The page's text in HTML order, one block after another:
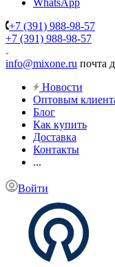
WhatsApp
+7 (391) 988-98-57
+7 (391) 988-98-57
info@mixone.ru почта
Новости
Оптовым
Блог
Как купить
Доставка
Контакты
...
Войти